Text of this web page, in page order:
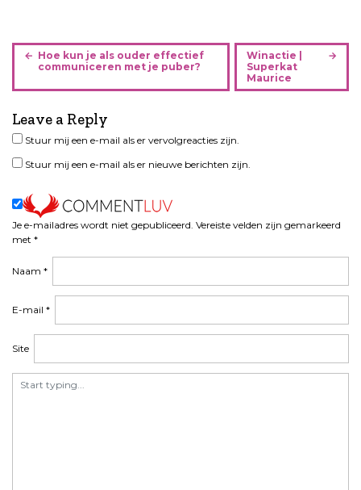
B
r
c
h
t
v
i
g
a
e
Hoe kun je als ouder effectief
communiceren met je puber?
Winactie |
Superkat
Maurice
Leave a Reply
Je e-mailadres wordt niet gepubliceerd. Vereiste velden zijn gemarkeerd
met *
Naam *
E-mail *
Site
Stuur mij een e-mail als er vervolgreacties zijn.
Stuur mij een e-mail als er nieuwe berichten zijn.